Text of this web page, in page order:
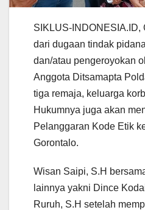
SIKLUS-INDONESIA.ID,
dari dugaan tindak
dan/atau pengeroyokan
Anggota Ditsamapta
tiga remaja, keluarga
Hukumnya juga akan
Pelanggaran Kode Etik
Gorontalo.
Wisan Saipi, S.H
lainnya yakni Dince
Ruruh, S.H setelah